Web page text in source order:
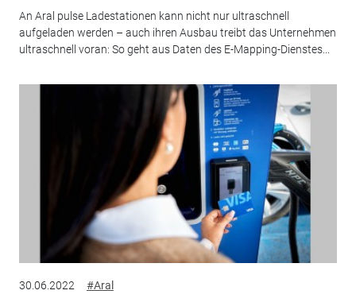
An Aral pulse Ladestationen kann nicht nur ultraschnell
aufgeladen werden – auch ihren Ausbau treibt das Unternehmen
ultraschnell voran: So geht aus Daten des E-Mapping-Dienstes...
30.06.2022 #Aral